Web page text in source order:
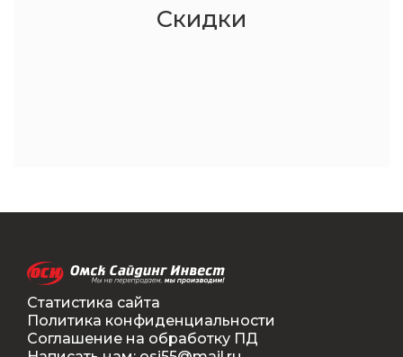
Скидки
Статистика сайта
Политика конфиденциальности
Соглашение на обработку ПД